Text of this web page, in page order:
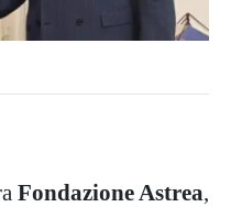
Fondazione Astrea,